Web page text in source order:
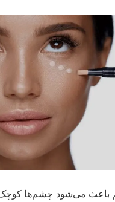
باعث می‌شود چشم‌ها